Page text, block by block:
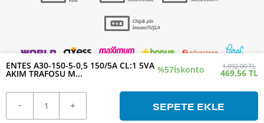
ENTES A30-150-5-0,5 150/5A CL:1 5VA
AKIM TRAFOSU M... %57İskonto 1.092,00 TL
469,56 TL
SEPETE EKLE
-Soft Sistemleriyle Hazırlanmıştır.